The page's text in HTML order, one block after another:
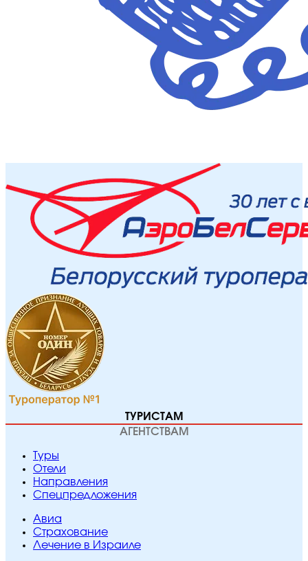
ТУРИСТАМ
АГЕНТСТВАМ
Туры
Отели
Направления
Спецпредложения
Авиа
Страхование
Лечение в Израиле